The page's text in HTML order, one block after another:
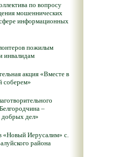
по вопросу
мошеннических
информационных
пожилым
инвалидам
акция «Вместе в
соберем»
–
добрых дел»
«Новый Иерусалим» с.
района